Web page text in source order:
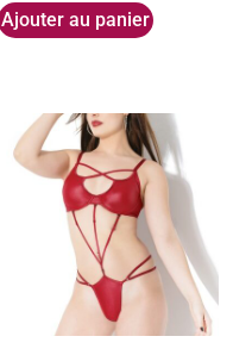
Ajouter au panier